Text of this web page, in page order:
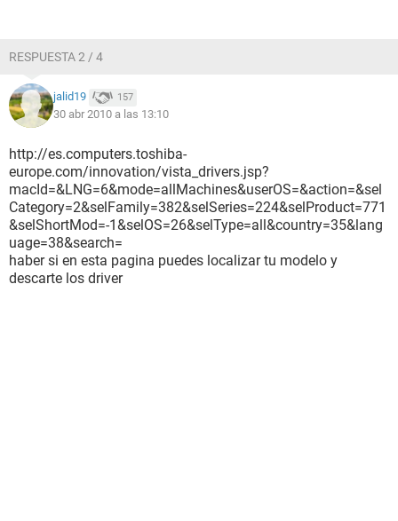
RESPUESTA 2 / 4
jalid19 157
30 abr 2010 a las 13:10
http://es.computers.toshiba-
europe.com/innovation/vista_drivers.jsp?
macId=&LNG=6&mode=allMachines&userOS=&action=&sel
Category=2&selFamily=382&selSeries=224&selProduct=771
&selShortMod=-1&selOS=26&selType=all&country=35&lang
uage=38&search=
haber si en esta pagina puedes localizar tu modelo y
descarte los driver